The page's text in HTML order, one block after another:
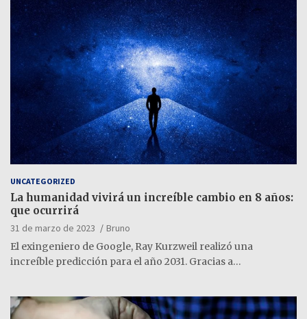
UNCATEGORIZED
La humanidad vivirá un increíble cambio en 8 años:
que ocurrirá
31 de marzo de 2023
Bruno
El exingeniero de Google, Ray Kurzweil realizó una
increíble predicción para el año 2031. Gracias a…